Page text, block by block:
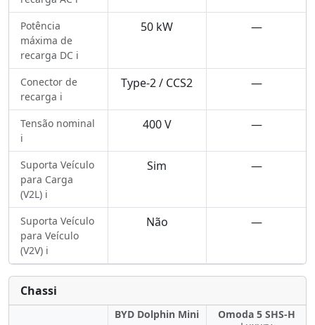
Potência
máxima de
recarga DC ℹ️
50 kW —
Conector de
recarga ℹ️
Type-2 / CCS2 —
Tensão nominal
ℹ️
400 V —
Suporta Veículo
para Carga
(V2L) ℹ️
Sim —
Suporta Veículo
para Veículo
(V2V) ℹ️
Não —
Chassi
BYD Dolphin Mini
Omoda 5 SHS-H